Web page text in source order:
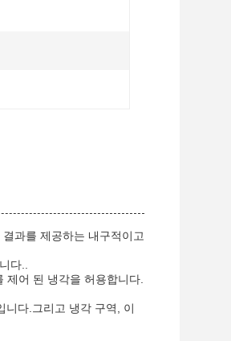
과를 제공하는 내구적이고
다..
어 된 냉각을 허용합니다.
니다.그리고 냉각 구역, 이